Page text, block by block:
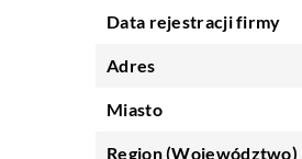
Data rejestracji firmy
Adres
Miasto
Region (Województwo)